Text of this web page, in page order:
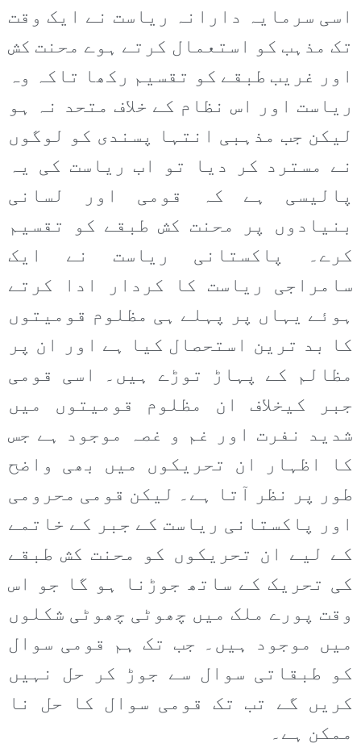
اسی سرمایہ دارانہ ریاست نے ایک وقت
تک مذہب کو استعمال کرتے ہوے محنت کش
اور غریب طبقے کو تقسیم رکھا تاکہ وہ
ریاست اور اس نظام کے خلاف متحد نہ ہو
لیکن جب مذہبی انتہا پسندی کو لوگوں
نے مسترد کر دیا تو اب ریاست کی یہ
پالیسی ہے کہ قومی اور لسانی
بنیادوں پر محنت کش طبقے کو تقسیم
کرے۔ پاکستانی ریاست نے ایک
سامراجی ریاست کا کردار ادا کرتے
ہوئے یہاں پر پہلے ہی مظلوم قومیتوں
کا بد ترین استحصال کیا ہے اور ان پر
مظالم کے پہاڑ توڑے ہیں۔ اسی قومی
جبر کیخلاف ان مظلوم قومیتوں میں
شدید نفرت اور غم و غصہ موجود ہے جس
کا اظہار ان تحریکوں میں بھی واضح
طور پر نظر آتا ہے۔ لیکن قومی محرومی
اور پاکستانی ریاست کے جبر کے خاتمے
کے لیے ان تحریکوں کو محنت کش طبقے
کی تحریک کے ساتھ جوڑنا ہو گا جو اس
وقت پورے ملک میں چھوٹی چھوٹی شکلوں
میں موجود ہیں۔ جب تک ہم قومی سوال
کو طبقاتی سوال سے جوڑ کر حل نہیں
کریں گے تب تک قومی سوال کا حل نا
ممکن ہے۔